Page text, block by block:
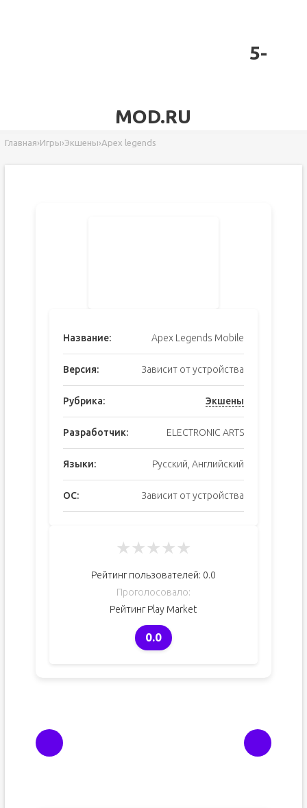
5-
MOD.RU
Главная›Игры›Экшены›Apex legends
Название: Apex Legends Mobile
Версия: Зависит от устройства
Рубрика: Экшены
Разработчик: ELECTRONIC ARTS
Языки: Русский, Английский
ОС: Зависит от устройства
★★★★★
Рейтинг пользователей: 0.0
Проголосовало:
Рейтинг Play Market
0.0